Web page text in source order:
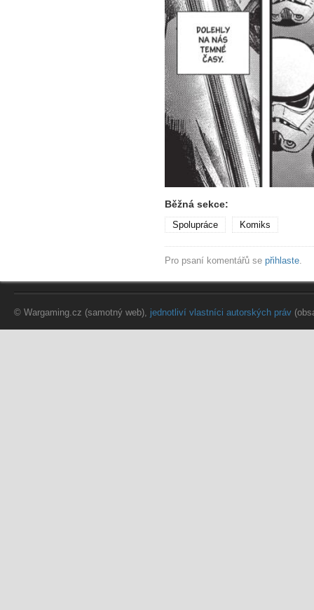
Běžná sekce:
Spolupráce Komiks
Pro psaní komentářů se přihlaste
© Wargaming.cz (samotný web), jednotliví vlastníci autorských práv